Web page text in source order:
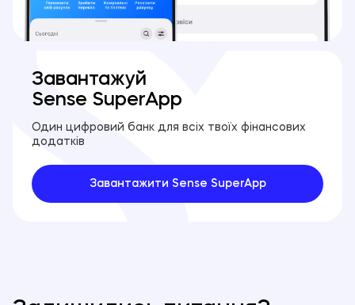
Завантажуй
Sense SuperApp
Один цифровий банк для всіх твоїх фінансових
додатків
Завантажити Sense SuperApp